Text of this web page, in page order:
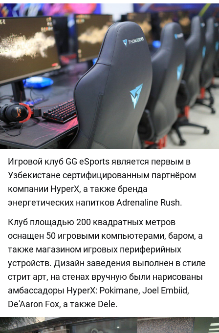
Игровой клуб GG eSports является первым в
Узбекистане сертифицированным партнёром
компании HyperX, а также бренда
энергетических напитков Adrenaline Rush.
Клуб площадью 200 квадратных метров
оснащен 50 игровыми компьютерами, баром, а
также магазином игровых периферийных
устройств. Дизайн заведения выполнен в стиле
стрит арт, на стенах вручную были нарисованы
амбассадоры HyperX: Pokimane, Joel Embiid,
De'Aaron Fox, а также Dele.